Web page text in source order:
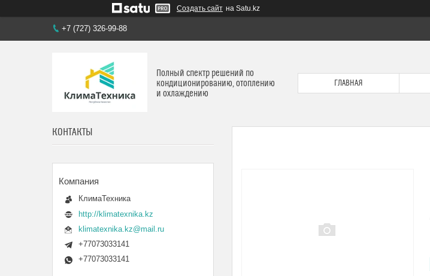
Создать сайт на Satu.kz
+7 (727) 326-99-88
Полный спектр решений по
кондиционированию, отоплению
и охлаждению
ГЛАВНАЯ
КОНТАКТЫ
КлимаТехника
http://klimatexnika.kz
klimatexnika.kz@mail.ru
+77073033141
+77073033141